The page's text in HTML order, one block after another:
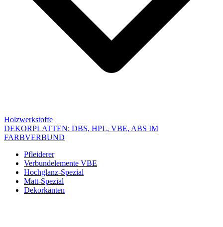
Holzwerkstoffe
DEKORPLATTEN: DBS, HPL, VBE, ABS IM
FARBVERBUND
Pfleiderer
Verbundelemente VBE
Hochglanz-Spezial
Matt-Spezial
Dekorkanten